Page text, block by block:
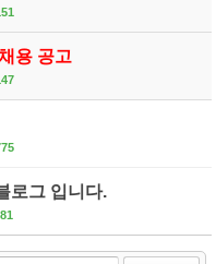
용 공고​
로그 입니다.